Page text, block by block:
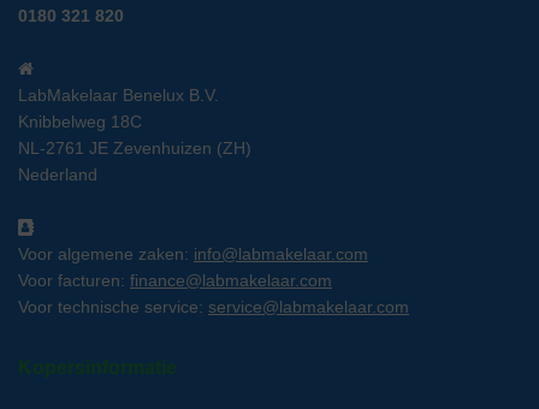
0180 321 820
LabMakelaar Benelux B.V.
Knibbelweg 18C
NL-2761 JE Zevenhuizen (ZH)
Nederland
Voor algemene zaken: info@labmakelaar.com
Voor facturen: finance@labmakelaar.com
Voor technische service: service@labmakelaar.com
Kopersinformatie